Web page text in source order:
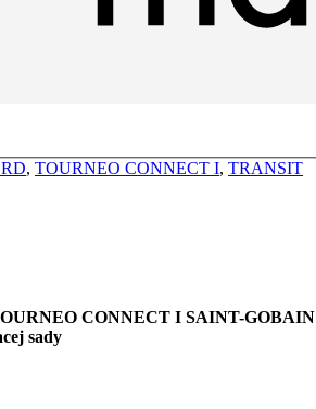
, TOURNEO CONNECT I, TRANSIT
CONNECT I SAINT-GOBAIN
sady